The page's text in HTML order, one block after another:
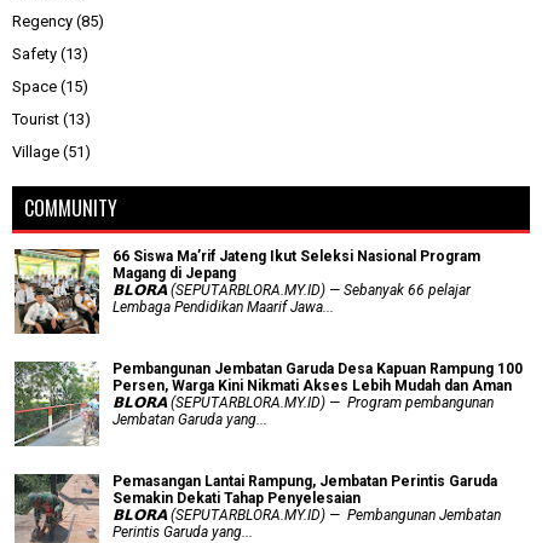
Regency (85)
Safety (13)
Space (15)
Tourist (13)
Village (51)
COMMUNITY
66 Siswa Ma’rif Jateng Ikut Seleksi Nasional Program
Magang di Jepang
𝗕𝗟𝗢𝗥𝗔 (SEPUTARBLORA.MY.ID) — Sebanyak 66 pelajar
Lembaga Pendidikan Maarif Jawa...
Pembangunan Jembatan Garuda Desa Kapuan Rampung 100
Persen, Warga Kini Nikmati Akses Lebih Mudah dan Aman
𝗕𝗟𝗢𝗥𝗔 (SEPUTARBLORA.MY.ID) — Program pembangunan
Jembatan Garuda yang...
Pemasangan Lantai Rampung, Jembatan Perintis Garuda
Semakin Dekati Tahap Penyelesaian
𝗕𝗟𝗢𝗥𝗔 (SEPUTARBLORA.MY.ID) — Pembangunan Jembatan
Perintis Garuda yang...